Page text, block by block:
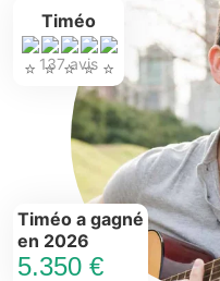
Timéo
137 avis
Timéo a gagné
en 2026
5.350 €